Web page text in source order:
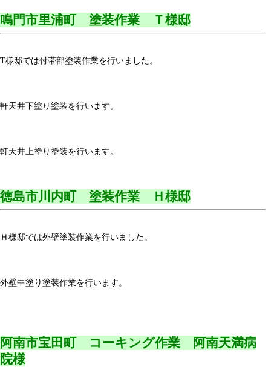
鳴門市里浦町 塗装作業 Ｔ様邸
T様邸では付帯部塗装作業を行いました。
軒天井下塗り塗装を行います。
軒天井上塗り塗装を行います。
徳島市川内町 塗装作業 Ｈ様邸
Ｈ様邸では外壁塗装作業を行いました。
外壁中塗り塗装作業を行います。
阿南市宝田町 コーキング作業 阿南天満病
院様